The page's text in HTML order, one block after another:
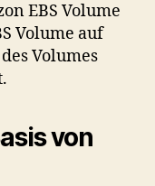
EBS Volume
Volume auf
Volumes
von